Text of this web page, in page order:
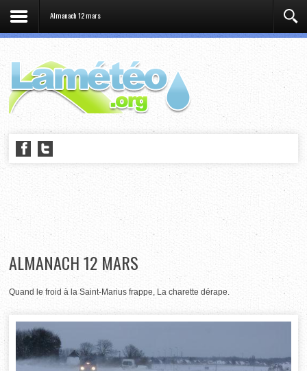
Almanach 12 mars
ALMANACH 12 MARS
Quand le froid à la Saint-Marius frappe, La charette dérape.